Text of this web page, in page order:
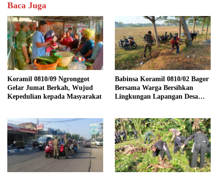
Baca Juga
Koramil 0810/09 Ngronggot
Gelar Jumat Berkah, Wujud
Kepedulian kepada Masyarakat
Babinsa Koramil 0810/02 Bagor
Bersama Warga Bersihkan
Lingkungan Lapangan Desa